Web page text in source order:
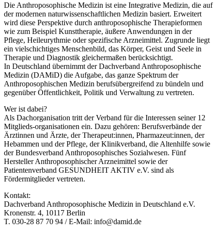
Die Anthroposophische Medizin ist eine Integrative Medizin, die auf
der modernen naturwissenschaftlichen Medizin basiert. Erweitert
wird diese Perspektive durch anthroposophische Therapieformen
wie zum Beispiel Kunsttherapie, äußere Anwendungen in der
Pflege, Heileurythmie oder spezifische Arzneimittel. Zugrunde liegt
ein vielschichtiges Menschenbild, das Körper, Geist und Seele in
Therapie und Diagnostik gleichermaßen berücksichtigt.
In Deutschland übernimmt der Dachverband Anthroposophische
Medizin (DAMiD) die Aufgabe, das ganze Spektrum der
Anthroposophischen Medizin berufsübergreifend zu bündeln und
gegenüber Öffentlichkeit, Politik und Verwaltung zu vertreten.
Wer ist dabei?
Als Dachorganisation tritt der Verband für die Interessen seiner 12
Mitglieds-organisationen ein. Dazu gehören: Berufsverbände der
Ärztinnen und Ärzte, der Therapeut:innen, Pharmazeut:innen, der
Hebammen und der Pflege, der Klinikverband, die Altenhilfe sowie
der Bundesverband Anthroposophisches Sozialwesen. Fünf
Hersteller Anthroposophischer Arzneimittel sowie der
Patientenverband GESUNDHEIT AKTIV e.V. sind als
Fördermitglieder vertreten.
Kontakt:
Dachverband Anthroposophische Medizin in Deutschland e.V.
Kronenstr. 4, 10117 Berlin
T. 030-28 87 70 94 / E-Mail: info@damid.de